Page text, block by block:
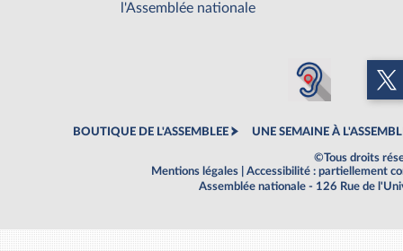
l'Assemblée nationale
BOUTIQUE DE L'ASSEMBLEE UNE SEMAINE À
©Tous droits
Mentions légales
Accessibilité : partiellement
Assemblée nationale - 126 Rue de